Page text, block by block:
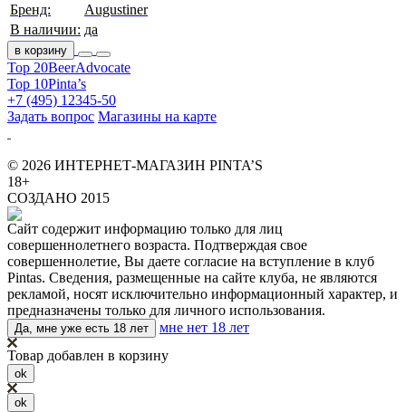
Бренд:
Augustiner
В наличии: да
в корзину
Top 20BeerAdvocate
Top 10Pinta’s
+7 (495) 12345-50
Задать вопрос Магазины на карте
© 2026 ИНТЕРНЕТ-МАГАЗИН PINTA’S
18+
СОЗДАНО 2015
Сайт содержит информацию только для лиц
совершеннолетнего возраста. Подтверждая свое
совершеннолетие, Вы даете согласие на вступление в клуб
Pintas. Сведения, размещенные на сайте клуба, не являются
рекламой, носят исключительно информационный характер, и
предназначены только для личного использования.
Да, мне уже есть 18 лет
мне нет 18 лет
Товар добавлен в корзину
ok
ok